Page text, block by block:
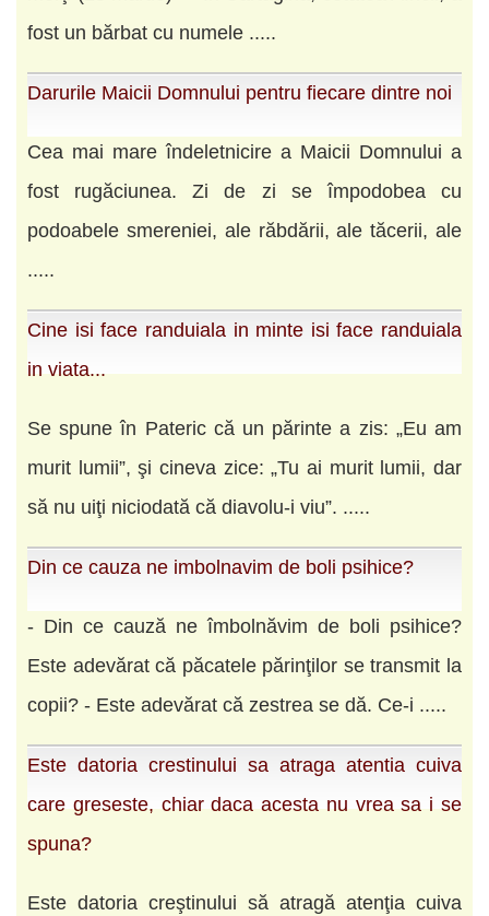
fost un bărbat cu numele .....
Darurile Maicii Domnului pentru fiecare dintre noi
Cea mai mare îndeletnicire a Maicii Domnului a
fost rugăciunea. Zi de zi se împodobea cu
podoabele smereniei, ale răbdării, ale tăcerii, ale
.....
Cine isi face randuiala in minte isi face randuiala
in viata...
Se spune în Pateric că un părinte a zis: „Eu am
murit lumii”, şi cineva zice: „Tu ai murit lumii, dar
să nu uiţi niciodată că diavolu-i viu”. .....
Din ce cauza ne imbolnavim de boli psihice?
- Din ce cauză ne îmbolnăvim de boli psihice?
Este adevărat că păcatele părinţilor se transmit la
copii? - Este adevărat că zestrea se dă. Ce-i .....
Este datoria crestinului sa atraga atentia cuiva
care greseste, chiar daca acesta nu vrea sa i se
spuna?
Este datoria creştinului să atragă atenţia cuiva